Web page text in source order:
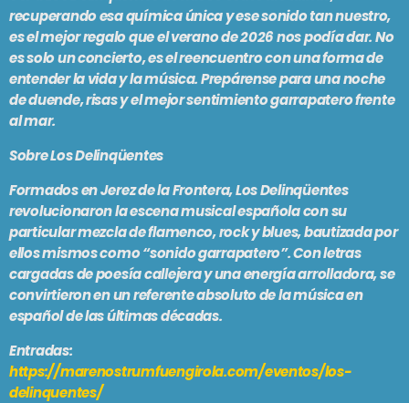
CAFÉ CON FERNÉ
5:00 pm - 7:00 pm
recuperando esa química única y ese sonido tan nuestro,
es el mejor regalo que el verano de 2026 nos podía dar. No
es solo un concierto, es el reencuentro con una forma de
entender la vida y la música. Prepárense para una noche
de duende, risas y el mejor sentimiento garrapatero frente
al mar.
Sobre Los Delinqüentes
Formados en Jerez de la Frontera, Los Delinqüentes
revolucionaron la escena musical española con su
particular mezcla de flamenco, rock y blues, bautizada por
ellos mismos como “sonido garrapatero”. Con letras
cargadas de poesía callejera y una energía arrolladora, se
convirtieron en un referente absoluto de la música en
español de las últimas décadas.
Entradas:
https://marenostrumfuengirola.com/eventos/los-
delinquentes/